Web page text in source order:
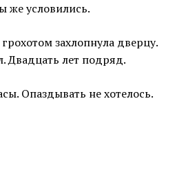
же условились.
захлопнула дверцу.
Двадцать лет подряд.
Опаздывать не хотелось.